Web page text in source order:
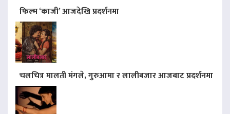
फिल्म ‘काजी’ आजदेखि प्रदर्शनमा
चलचित्र मालती मंगले, गुरुआमा र लालीबजार आजबाट प्रदर्शनमा